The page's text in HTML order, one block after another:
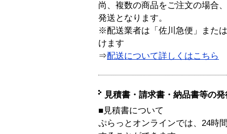
尚、複数の商品をご注文の場合
発送となります。
※配送業者は「佐川急便」また
けます
⇒配送について詳しくはこちら
見積書・請求書・納品書等の
■見積書について
ぷらっとオンラインでは、24時